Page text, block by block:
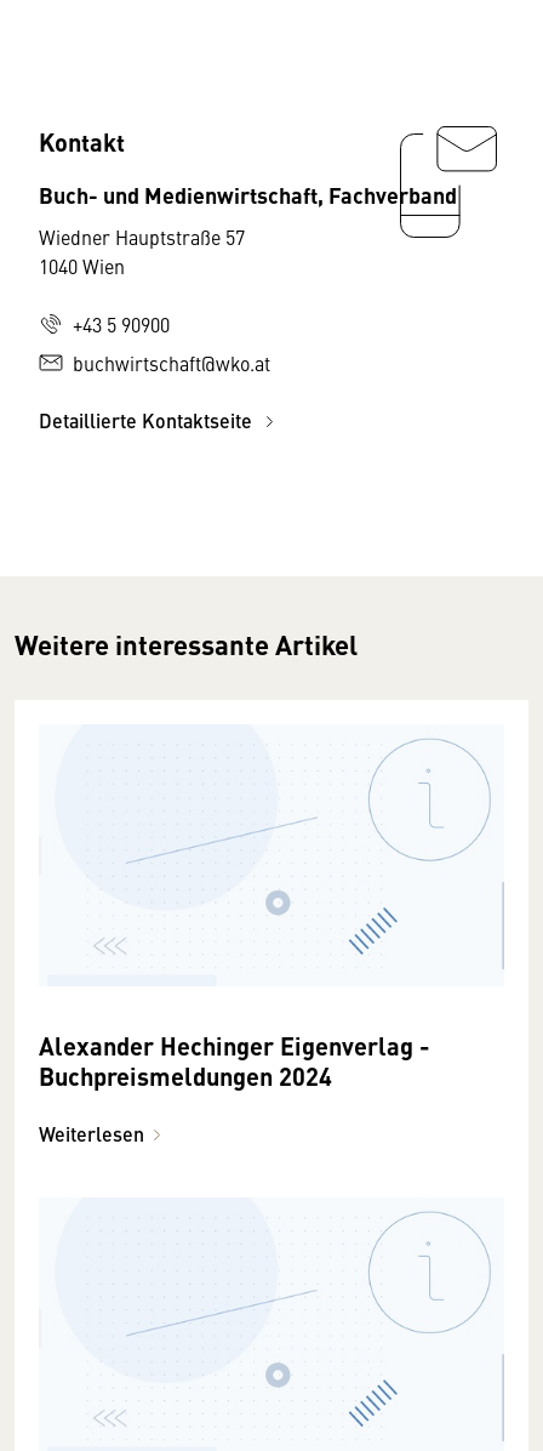
Kontakt
Buch- und Medienwirtschaft, Fachverband
Wiedner Hauptstraße 57
1040 Wien
+43 5 90900
buchwirtschaft@wko.at
Detaillierte Kontaktseite
Weitere interessante Artikel
Alexander Hechinger Eigenverlag -
Buchpreismeldungen 2024
Weiterlesen